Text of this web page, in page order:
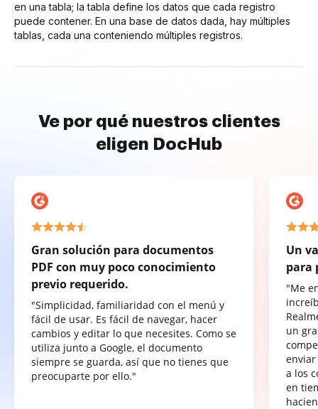
en una tabla; la tabla define los datos que cada registro
puede contener. En una base de datos dada, hay múltiples
tablas, cada una conteniendo múltiples registros.
Ve por qué nuestros clientes
eligen DocHub
Gran solución para documentos
PDF con muy poco conocimiento
previo requerido.
"Simplicidad, familiaridad con el menú y
fácil de usar. Es fácil de navegar, hacer
cambios y editar lo que necesites. Como se
utiliza junto a Google, el documento
siempre se guarda, así que no tienes que
preocuparte por ello."
Un
para
"Me
un
a los
en